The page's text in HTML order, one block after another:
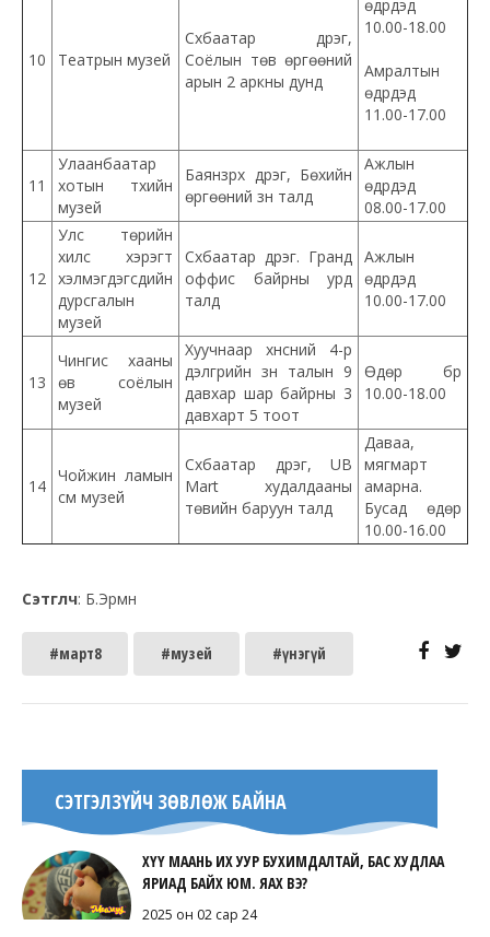
10 Театрын музей
Сүхбаатар дүүрэг,
Соёлын төв өргөөний
арын 2 аркны дунд
өдрүүдэд
10.00-18.00
Амралтын
өдрүүдэд
11.00-17.00
11
Улаанбаатар
хотын түүхийн
музей
Баянзүрх дүүрэг, Бөхийн
өргөөний зүүн талд
Ажлын
өдрүүдэд
08.00-17.00
12
Улс төрийн
хилс хэрэгт
хэлмэгдэгсдийн
дурсгалын
музей
Сүхбаатар дүүрэг. Гранд
оффис байрны урд
талд
Ажлын
өдрүүдэд
10.00-17.00
13
Чингис хааны
өв соёлын
музей
Хуучнаар хүнсний 4-р
дэлгүүрийн зүүн талын 9
давхар шар байрны 3
давхарт 5 тоот
Өдөр бүр
10.00-18.00
14
Чойжин ламын
сүм музей
Сүхбаатар дүүрэг, UB
Mart худалдааны
төвийн баруун талд
Даваа,
мягмарт
амарна.
Бусад өдөр
10.00-16.00
Сэтгүүлч: Б.Эрмүүн
#март8 #музей #үнэгүй
СЭТГЭЛЗҮЙЧ ЗӨВЛӨЖ БАЙНА
ХҮҮ МААНЬ ИХ УУР БУХИМДАЛТАЙ, БАС ХУДЛАА
ЯРИАД БАЙХ ЮМ. ЯАХ ВЭ?
2025 он 02 сар 24